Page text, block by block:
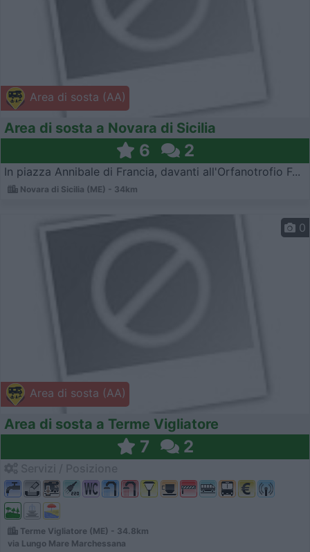
Area di sosta (AA)
Area di sosta a Novara di Sicilia
6 2
In piazza Annibale di Francia, davanti all'Orfanotrofio F...
Novara di Sicilia (ME) - 34km
Area di sosta (AA)
0
Area di sosta a Terme Vigliatore
7 2
Terme Vigliatore (ME) - 34.8km
via Lungo Mare Marchessana